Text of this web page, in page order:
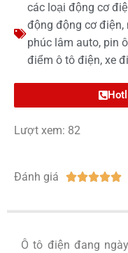
các loại động cơ
động động cơ điện,
phúc lâm auto, pin
điểm ô tô điện, xe
Lượt xem: 82
Đánh giá 
Ô tô điện đang